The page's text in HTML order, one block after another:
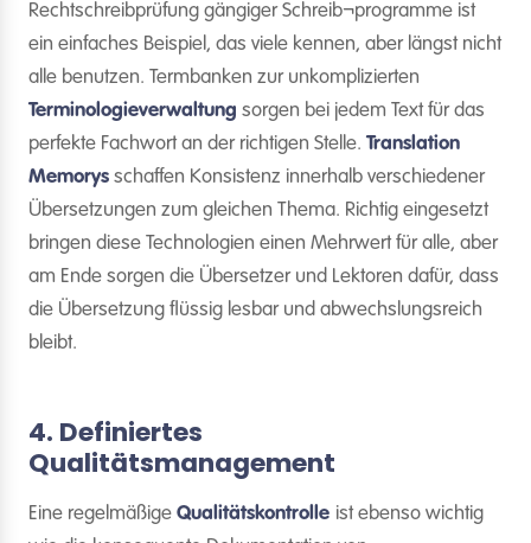
Rechtschreibprüfung gängiger Schreib¬programme ist
ein einfaches Beispiel, das viele kennen, aber längst nicht
alle benutzen. Termbanken zur unkomplizierten
Terminologieverwaltung sorgen bei jedem Text für das
perfekte Fachwort an der richtigen Stelle. Translation
Memorys schaffen Konsistenz innerhalb verschiedener
Übersetzungen zum gleichen Thema. Richtig eingesetzt
bringen diese Technologien einen Mehrwert für alle, aber
am Ende sorgen die Übersetzer und Lektoren dafür, dass
die Übersetzung flüssig lesbar und abwechslungsreich
bleibt.
4. Definiertes
Qualitätsmanagement
Eine regelmäßige Qualitätskontrolle ist ebenso wichtig